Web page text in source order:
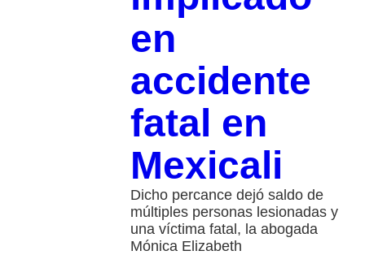
en
accidente
fatal en
Mexicali
Dicho percance dejó saldo de
múltiples personas lesionadas y
una víctima fatal, la abogada
Mónica Elizabeth